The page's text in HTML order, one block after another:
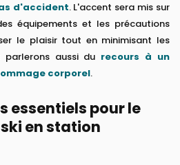
d'accident. L'accent sera mis sur
équipements et les précautions
le plaisir tout en minimisant les
parlerons aussi du recours à un
corporel.
essentiels pour le
en station